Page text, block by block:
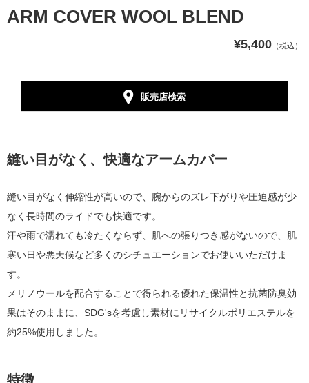
ARM COVER WOOL BLEND
¥5,400 （税込）
販売店検索
縫い目がなく、快適なアームカバー
縫い目がなく伸縮性が高いので、腕からのズレ下がりや圧迫感が少
なく長時間のライドでも快適です。
汗や雨で濡れても冷たくならず、肌への張りつき感がないので、肌
寒い日や悪天候など多くのシチュエーションでお使いいただけま
す。
メリノウールを配合することで得られる優れた保温性と抗菌防臭効
果はそのままに、 SDG'sを考慮し素材にリサイクルポリエステルを
約25%使用しました。
特徴